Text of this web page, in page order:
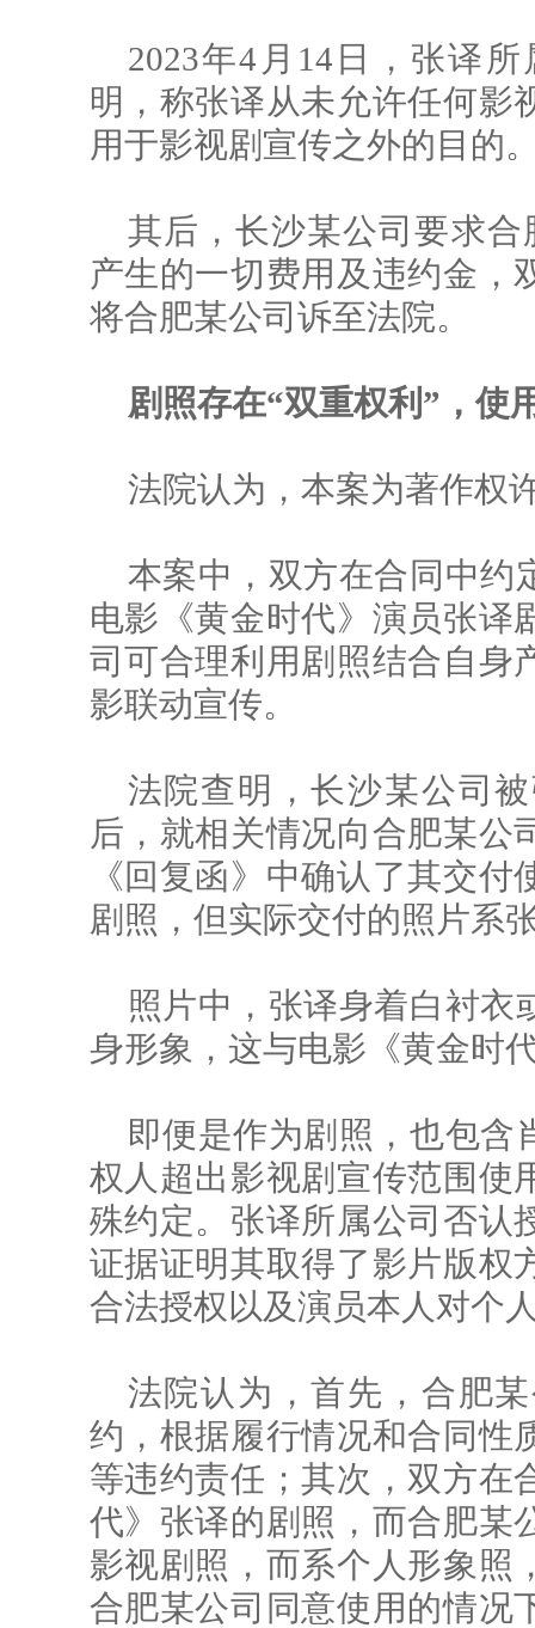
2023年4月14日，张译
明，称张译从未允许任何影
用于影视剧宣传之外的目的
其后，长沙某公司要求
产生的一切费用及违约金，
将合肥某公司诉至法院。
剧照存在“双重权利”，使
法院认为，本案为著作权
本案中，双方在合同中约
电影《黄金时代》演员张译
司可合理利用剧照结合自身
影联动宣传。
法院查明，长沙某公司
后，就相关情况向合肥某公
《回复函》中确认了其交
剧照，但实际交付的照片系
照片中，张译身着白衬衣
身形象，这与电影《黄金时
即便是作为剧照，也包含
权人超出影视剧宣传范围使
殊约定。张译所属公司否认
证据证明其取得了影片版权
合法授权以及演员本人对个
法院认为，首先，合肥
约，根据履行情况和合同性
等违约责任；其次，双方在
代》张译的剧照，而合肥某
影视剧照，而系个人形象照
合肥某公司同意使用的情况